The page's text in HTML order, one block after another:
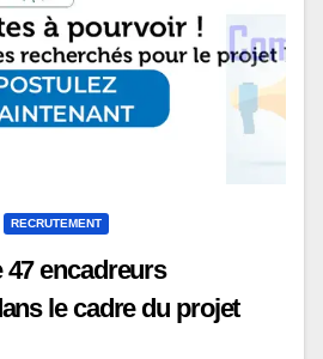
RECRUTEMENT
encadreurs
le cadre du projet